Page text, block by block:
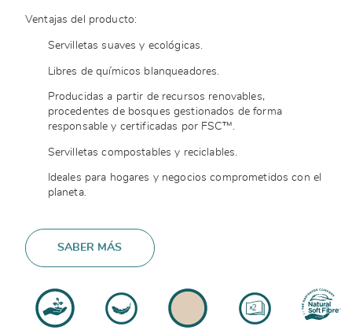
Ventajas del producto:
Servilletas suaves y ecológicas.
Libres de químicos blanqueadores.
Producidas a partir de recursos renovables,
procedentes de bosques gestionados de forma
responsable y certificadas por FSC™.
Servilletas compostables y reciclables.
Ideales para hogares y negocios comprometidos con el
planeta.
SABER MÁS